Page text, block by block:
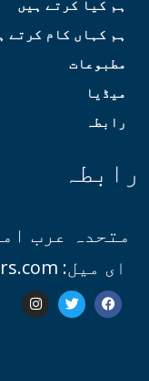
ہم کیا کرتے ہیں
ہم کہاں کام کرتے
مطبوعات
میڈیا
رابطہ
رابطہ
متحدہ عرب
ای میل: info@muslim-elders.com